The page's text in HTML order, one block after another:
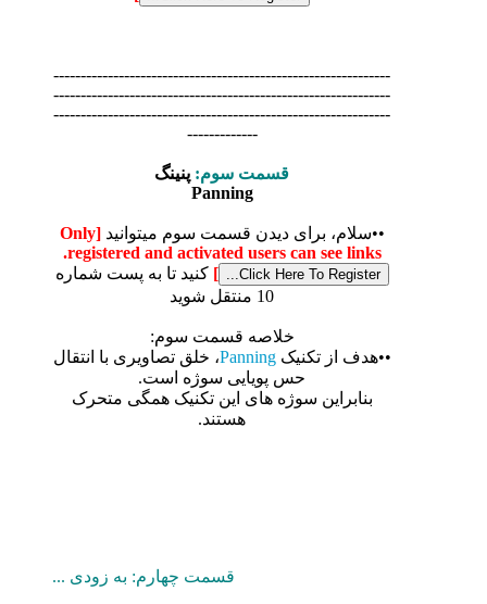
--------------------------------------------------------------
--------------------------------------------------------------
--------------------------------------------------------------
-------------
قسمت سوم: پنینگ
Panning
••سلام، برای دیدن قسمت سوم میتوانید
[Only
registered and activated users can see links.
] کنید تا به پست شماره
10 منتقل شوید
خلاصه قسمت سوم:
••هدف از تکنیکPanning، خلق تصاویری با انتقال
حس پویایی سوژه است.
بنابراین سوژه های این تکنیک همگی متحرک
هستند.
قسمت چهارم: به زودی ...